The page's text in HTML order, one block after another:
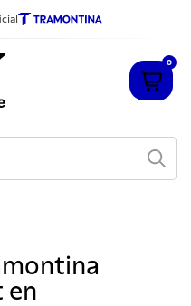
0
en